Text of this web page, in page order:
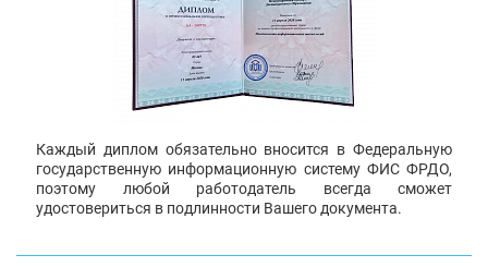
Каждый диплом обязательно вносится в Федеральную
государственную информационную систему ФИС ФРДО,
поэтому любой работодатель всегда сможет
удостовериться в подлинности Вашего документа.